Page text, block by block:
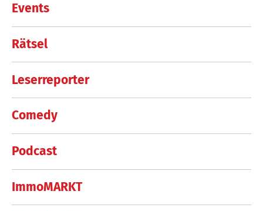
Events
Rätsel
Leserreporter
Comedy
Podcast
ImmoMARKT